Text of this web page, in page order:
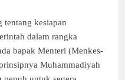
tentang kesiapan
dalam rangka
bapak Menteri (Menkes-
Muhammadiyah